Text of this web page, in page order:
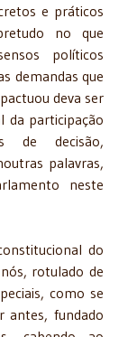
e práticos
no que
políticos
demandas que
deva ser
da participação
de decisão,
palavras,
neste
do
rotulado de
como se
antes, fundado